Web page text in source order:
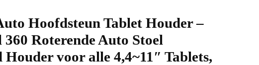
Hoofdsteun Tablet Houder –
360 Roterende Auto Stoel
Houder voor alle 4,4~11″ Tablets,